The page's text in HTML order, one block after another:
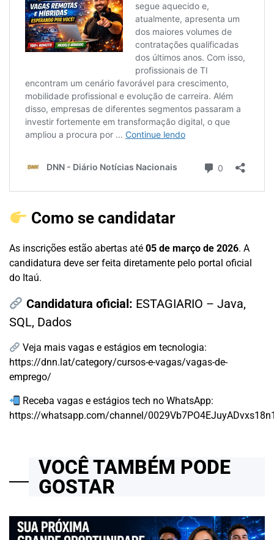
Como se candidatar
As inscrições estão abertas até 05 de março de 2026. A
candidatura deve ser feita diretamente pelo portal oficial
do Itaú.
Candidatura oficial: ESTAGIARIO – Java,
SQL, Dados
Veja mais vagas e estágios em tecnologia:
https://dnn.lat/category/cursos-e-vagas/vagas-de-
emprego/
Receba vagas e estágios tech no WhatsApp:
https://whatsapp.com/channel/
VOCÊ TAMBÉM PODE
GOSTAR